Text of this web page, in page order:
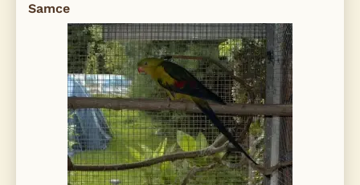
Samce